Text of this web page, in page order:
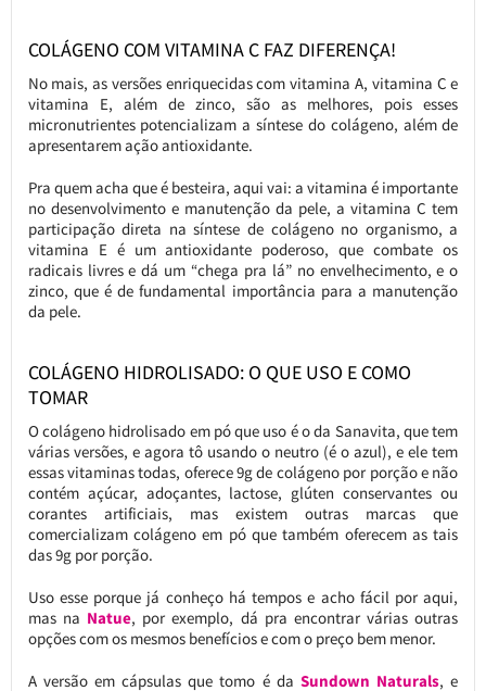
COLÁGENO COM VITAMINA C FAZ DIFERENÇA!
No mais, as versões enriquecidas com vitamina A, vitamina C e
vitamina E, além de zinco, são as melhores, pois esses
micronutrientes potencializam a síntese do colágeno, além de
apresentarem ação antioxidante.
Pra quem acha que é besteira, aqui vai: a vitamina é importante
no desenvolvimento e manutenção da pele, a vitamina C tem
participação direta na síntese de colágeno no organismo, a
vitamina E é um antioxidante poderoso, que combate os
radicais livres e dá um “chega pra lá” no envelhecimento, e o
zinco, que é de fundamental importância para a manutenção
da pele.
COLÁGENO HIDROLISADO: O QUE USO E COMO
TOMAR
O colágeno hidrolisado em pó que uso é o da Sanavita, que tem
várias versões, e agora tô usando o neutro (é o azul), e ele tem
essas vitaminas todas, oferece 9g de colágeno por porção e não
contém açúcar, adoçantes, lactose, glúten conservantes ou
corantes artificiais, mas existem outras marcas que
comercializam colágeno em pó que também oferecem as tais
das 9g por porção.
Uso esse porque já conheço há tempos e acho fácil por aqui,
mas na Natue, por exemplo, dá pra encontrar várias outras
opções com os mesmos benefícios e com o preço bem menor.
A versão em cápsulas que tomo é daSundown Naturals, e